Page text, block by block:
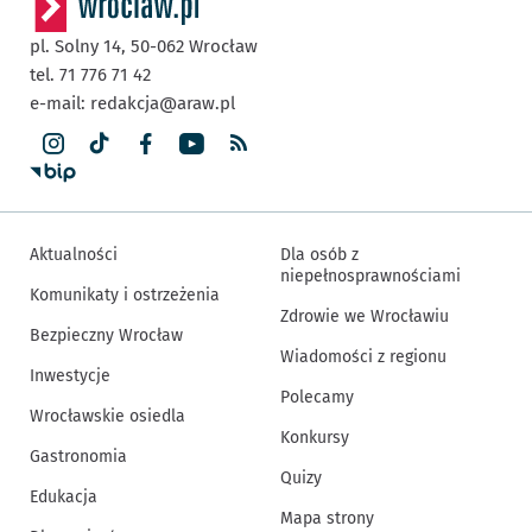
pl. Solny 14, 50-062 Wrocław
tel. 71 776 71 42
e-mail: redakcja@araw.pl
Aktualności
Komunikaty i ostrzeżenia
Bezpieczny Wrocław
Inwestycje
Wrocławskie osiedla
Gastronomia
Edukacja
Dla osób z
niepełnosprawnościami
Zdrowie we Wrocławiu
Wiadomości z regionu
Polecamy
Konkursy
Quizy
Mapa strony